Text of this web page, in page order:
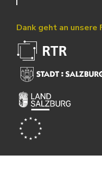
Dank geht an unsere